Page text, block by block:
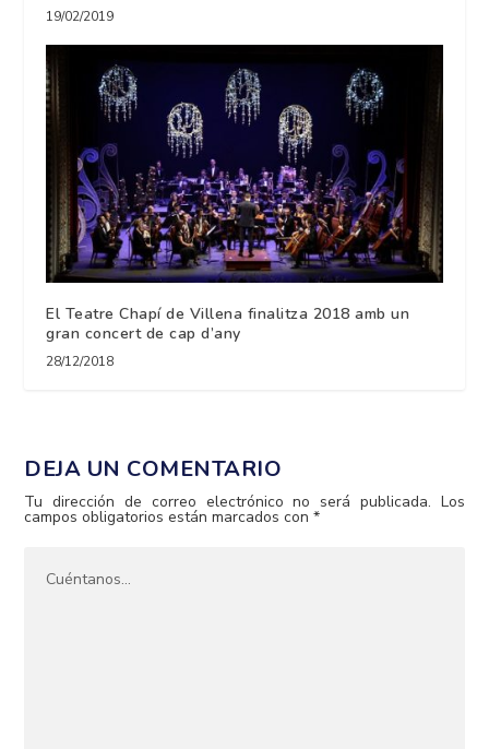
19/02/2019
El Teatre Chapí de Villena finalitza 2018 amb un
gran concert de cap d’any
28/12/2018
DEJA UN COMENTARIO
Tu dirección de correo electrónico no será publicada. Los
campos obligatorios están marcados con*